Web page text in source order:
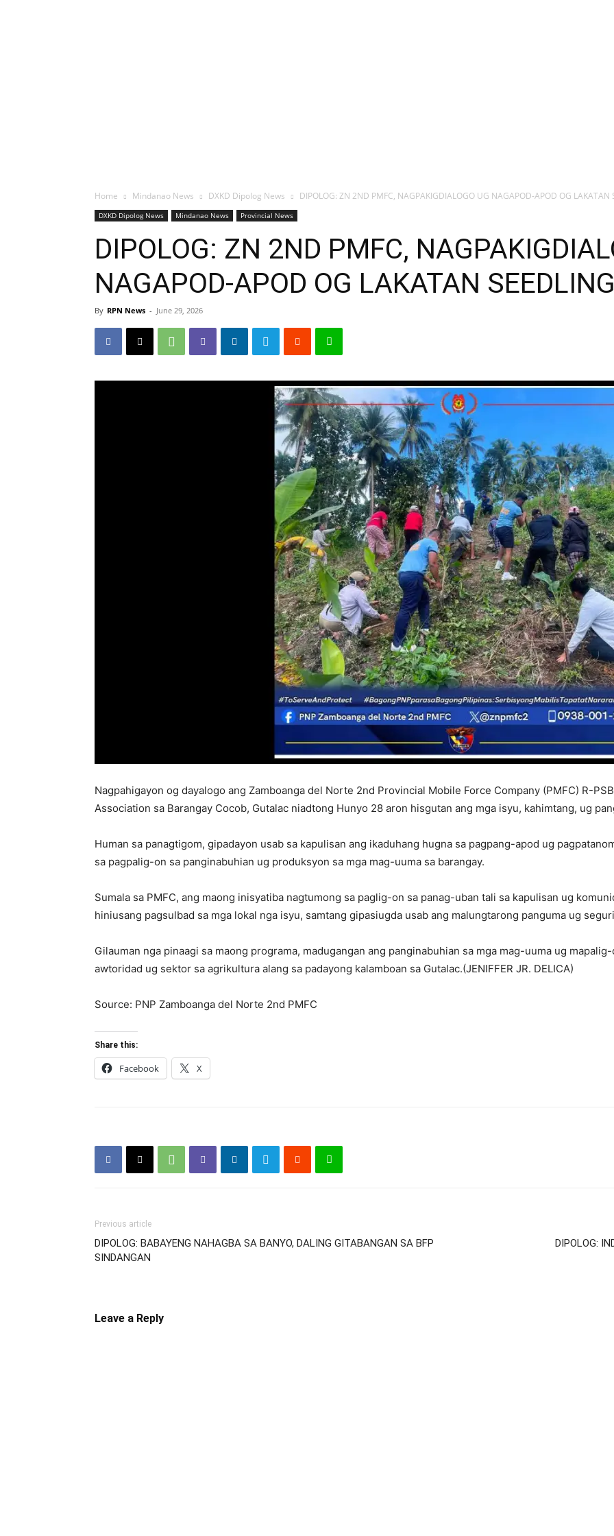
Home Mindanao News DXKD Dipolog News DIPOLOG: ZN 2ND PMFC, NAGPAKIGDIALOGO UG NAGAPOD-APOD OG LAKATAN
DXKD Dipolog News Mindanao News Provincial News
DIPOLOG: ZN 2ND PMFC,
NAGAPOD-APOD OG LAKATAN
By RPN News - June 29, 2026
Nagpahigayon og dayalogo ang Zamboanga del Norte 2nd Provincial Mobile Force Company (PMFC) R-
Association sa Barangay Cocob, Gutalac niadtong Hunyo 28 aron hisgutan ang mga isyu, kahimtang, ug
Human sa panagtigom, gipadayon usab sa kapulisan ang ikaduhang hugna sa pagpang-apod ug
sa pagpalig-on sa panginabuhian ug produksyon sa mga mag-uuma sa barangay.
Sumala sa PMFC, ang maong inisyatiba nagtumong sa paglig-on sa panag-uban tali sa kapulisan ug
hiniusang pagsulbad sa mga lokal nga isyu, samtang gipasiugda usab ang malungtarong panguma ug
Gilauman nga pinaagi sa maong programa, madugangan ang panginabuhian sa mga mag-uuma ug
awtoridad ug sektor sa agrikultura alang sa padayong kalamboan sa Gutalac.(JENIFFER JR. DELICA)
Source: PNP Zamboanga del Norte 2nd PMFC
Share this:
Facebook X
Previous article
DIPOLOG: BABAYENG NAHAGBA SA BANYO, DALING GITABANGAN SA BFP
SINDANGAN
DIPOLOG:
Leave a Reply